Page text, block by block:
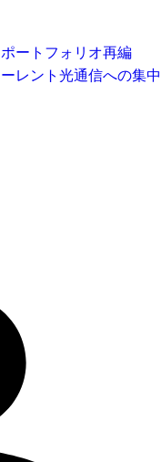
ートフォリオ再編
レント光通信への集中